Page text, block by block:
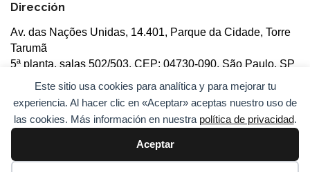
Este sitio usa cookies para analítica y para mejorar tu
experiencia. Al hacer clic en «Aceptar» aceptas nuestro uso de
las cookies. Más información en nuestra política de privacidad.
Aceptar
Dirección
Av. das Nações Unidas, 14.401, Parque da Cidade, Torre
Tarumã
5ª planta, salas 502/503, CEP: 04730-090, São Paulo, SP
© 2026ANBC.Todos los derechos reservados.Mapa del